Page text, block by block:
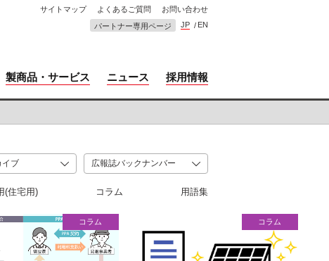
製商品・サービス ニュース 採用情報
サイトマップ よくあるご質問
お問い合わせ
パートナー専用ページ
JP EN
(住宅用) コラム 用語集
コラム コラム